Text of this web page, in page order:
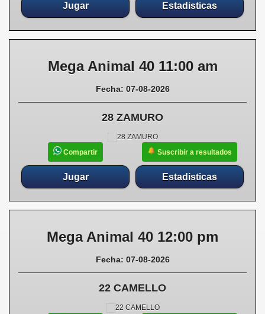
Jugar Estadisticas
Mega Animal 40 11:00 am
Fecha: 07-08-2026
28 ZAMURO
Compartir Suscribir a resultados
Jugar Estadisticas
Mega Animal 40 12:00 pm
Fecha: 07-08-2026
22 CAMELLO